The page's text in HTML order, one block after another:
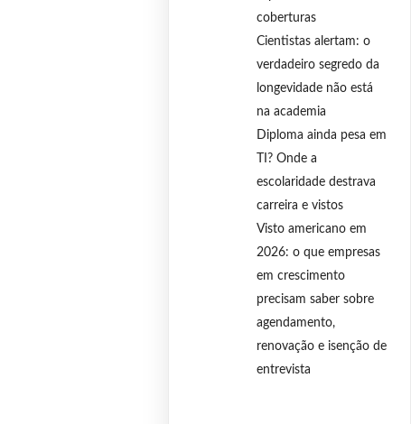
coberturas
Cientistas alertam: o
verdadeiro segredo da
longevidade não está
na academia
Diploma ainda pesa em
TI? Onde a
escolaridade destrava
carreira e vistos
Visto americano em
2026: o que empresas
em crescimento
precisam saber sobre
agendamento,
renovação e isenção de
entrevista